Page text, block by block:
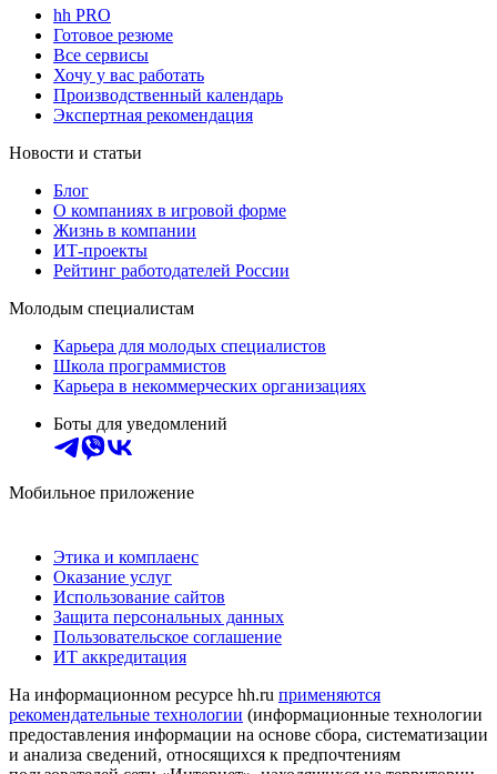
hh PRO
Готовое резюме
Все сервисы
Хочу у вас работать
Производственный календарь
Экспертная рекомендация
Новости и статьи
Блог
О компаниях в игровой форме
Жизнь в компании
ИТ-проекты
Рейтинг работодателей России
Молодым специалистам
Карьера для молодых специалистов
Школа программистов
Карьера в некоммерческих организациях
Боты для уведомлений
Мобильное приложение
Этика и комплаенс
Оказание услуг
Использование сайтов
Защита персональных данных
Пользовательское соглашение
ИТ аккредитация
На информационном ресурсе hh.ru применяются
рекомендательные технологии (информационные технологии
предоставления информации на основе сбора, систематизации
и анализа сведений, относящихся к предпочтениям